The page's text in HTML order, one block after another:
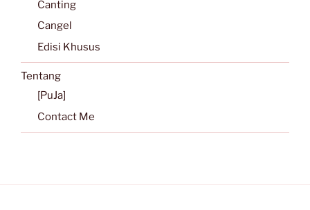
Canting
Cangel
Edisi Khusus
Tentang
[PuJa]
Contact Me